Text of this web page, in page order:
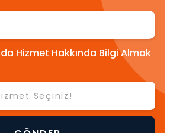
Hizmet Hakkında Bilgi Almak